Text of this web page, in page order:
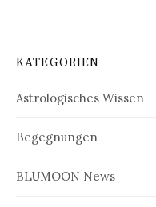
KATEGORIEN
Astrologisches Wissen
Begegnungen
BLUMOON News